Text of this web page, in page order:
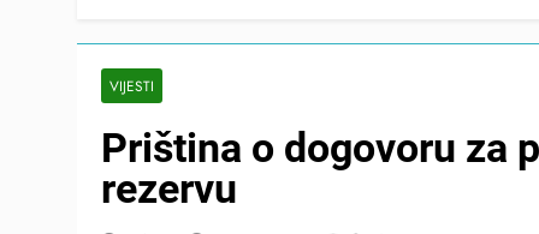
VIJESTI
Priština o dogovoru za
rezervu